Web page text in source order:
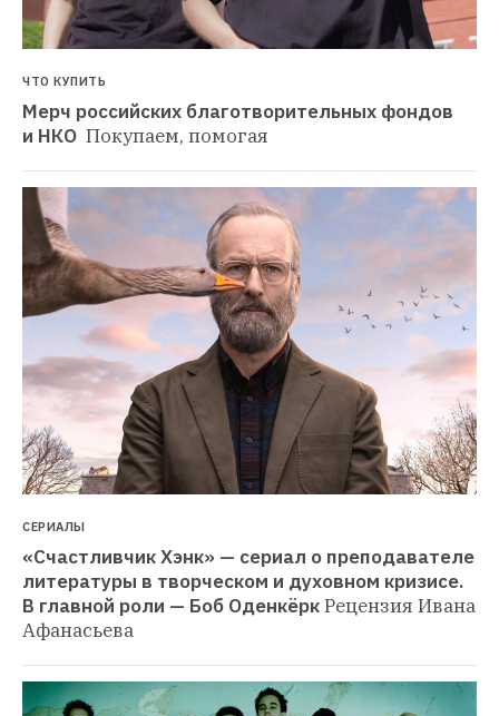
ЧТО КУПИТЬ
Мерч российских благотворительных фондов
и НКО Покупаем, помогая
СЕРИАЛЫ
«Счастливчик Хэнк» — сериал о преподавателе
литературы в творческом и духовном кризисе.
В главной роли — Боб ОденкёркРецензия Ивана
Афанасьева